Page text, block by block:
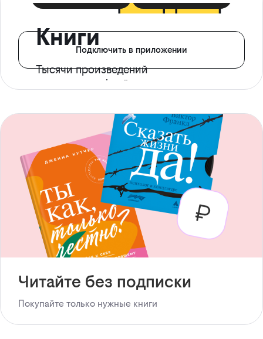
Книги
Тысячи произведений
с доступом офлайн
Подключить в приложении
Читайте без подписки
Покупайте только нужные книги